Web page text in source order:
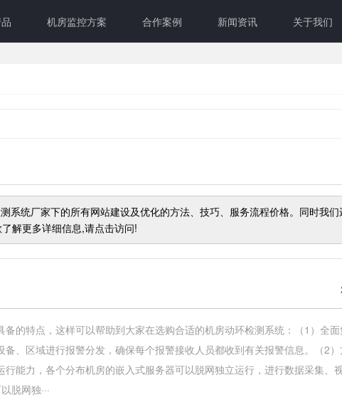
机房监控方案 合作案例 新闻资讯 关于我们
系统厂家下的所有网站建设及优化的方法、技巧、服务流程价格。同时我们
解更多详细信息,请点击访问!
的特点，这样可以帮助到大家在选购合适的机房动环检测系统：（1）全
、区域进行报警分发，确保每个报警接收人员都收到有关报警信息。（2
能力，各个分布机房的嵌入式服务器可以脱网独立运行，进行数据采集、视
脱网独···